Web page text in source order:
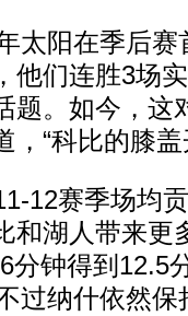
阳在季后赛
他们连胜3场
题。如今，这
“科比的膝
赛季场均贡
和湖人带来更
分钟得到12.5
过纳什依然保